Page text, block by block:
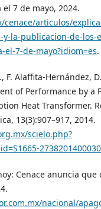
7 de mayo, 2024.
cenace/articulos/
y-la-publicacion-de-los-
7-de-mayo?idiom=es.
F. Alaffita-Hernández,
of Performance by a
Heat Transformer.
13(3):907–917, 2014.
scielo.php?
Cenace anuncia
nacional/